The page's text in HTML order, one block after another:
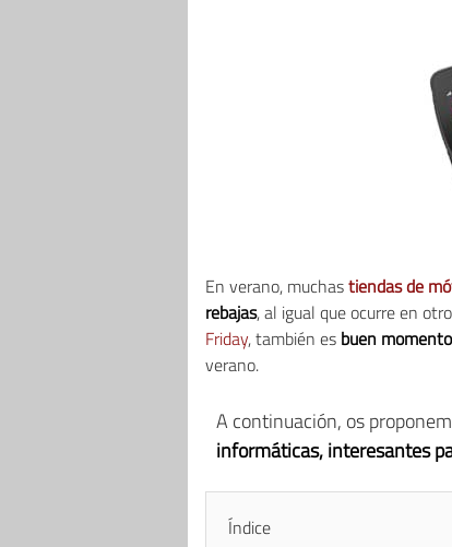
En verano, muchastiendas de
rebajas, al igual que ocurre en
Friday, también es buen
verano.
A continuación, os
informáticas, interesantes
Índice